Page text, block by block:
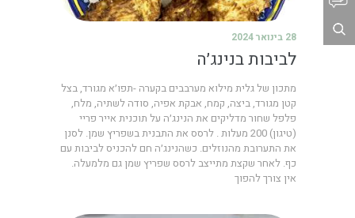
28 בינואר 2024
לביבות בנינג׳ה
מתכון של גלית מילוא מערבבים בקערה -תפו׳א מגורד, בצל
קטן מגורד, ביצה, קמח, אבקת אפיה, סודה לשתיה, מלח,
פלפל שחור מדליקים את הנינג׳ה על תוכנית אייר פריי
(טיגון) 200 מעלות . לרסס את התבנית בשפריץ שמן. לסנן
את התערובת מהנוזלים. כשהנינג׳ה חם להכניס לביבות עם
כף. לאחר שקצת מתייצב לרסס שפריץ שמן גם מלמעלה.
אין צורך להפוך